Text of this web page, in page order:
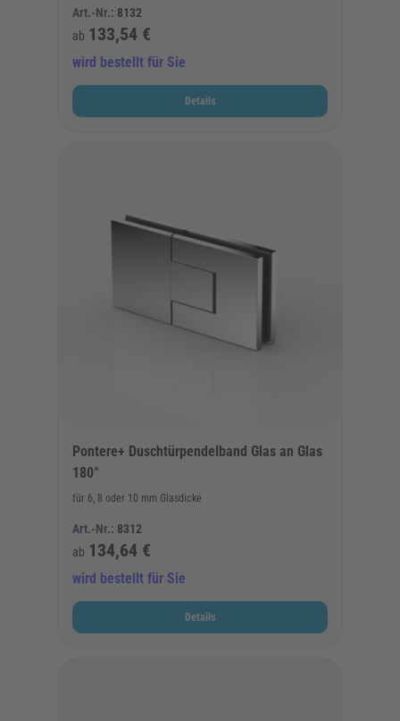
Art.-Nr.: 8132
ab 133,54 €
wird bestellt für Sie
Details
Pontere+ Duschtürpendelband Glas an Glas
180°
für 6, 8 oder 10 mm Glasdicke
Art.-Nr.: 8312
ab 134,64 €
wird bestellt für Sie
Details